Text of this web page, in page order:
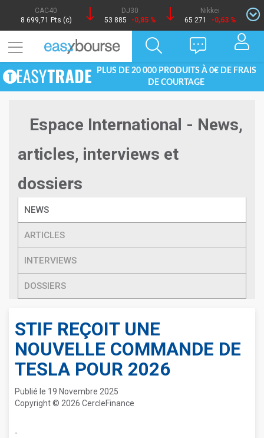
CAC40
8 699,71 Pts (c)
DJ30
53 885
-0,85 %
Nikkei
65 271
-0,63 %
PLUS DE 20 000 PRODUITS À 0€ DE FRAIS
DE COURTAGE
Espace International - News,
articles, interviews et
dossiers
NEWS
ARTICLES
INTERVIEWS
DOSSIERS
STIF REÇOIT UNE
NOUVELLE COMMANDE DE
TESLA POUR 2026
Publié le 19 Novembre 2025
Copyright © 2026 CercleFinance
-